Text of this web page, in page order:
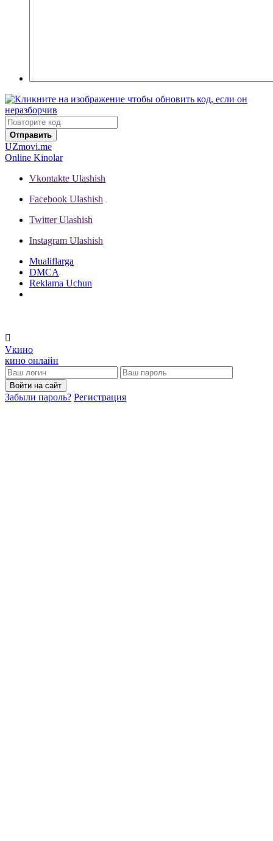
Отправить
UZmovi.me
Online Kinolar
Vkontakte Ulashish
Facebook Ulashish
Twitter Ulashish
Instagram Ulashish
Mualiflarga
DMCA
Reklama Uchun
Vкино
кино онлайн
Войти на сайт
Забыли пароль? Регистрация